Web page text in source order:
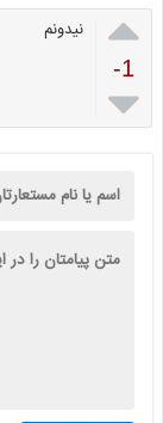

-1

نیدونم